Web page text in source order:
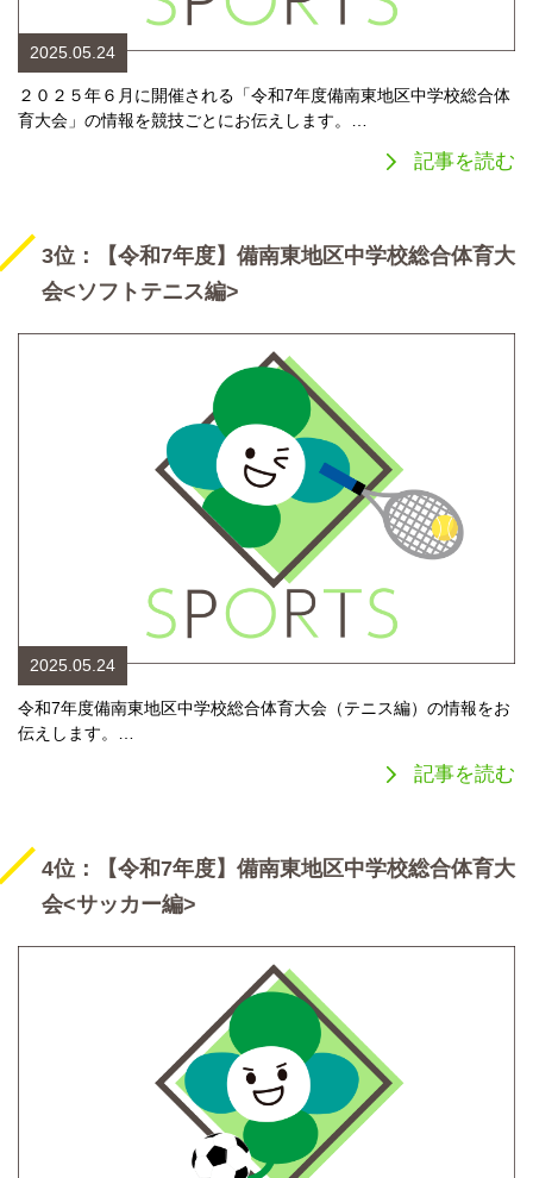
2025.05.24
２０２５年６月に開催される「令和7年度備南東地区中学校総合体
育大会」の情報を競技ごとにお伝えします。…
記事を読む
3位：【令和7年度】備南東地区中学校総合体育大
会<ソフトテニス編>
2025.05.24
令和7年度備南東地区中学校総合体育大会（テニス編）の情報をお
伝えします。…
記事を読む
4位：【令和7年度】備南東地区中学校総合体育大
会<サッカー編>